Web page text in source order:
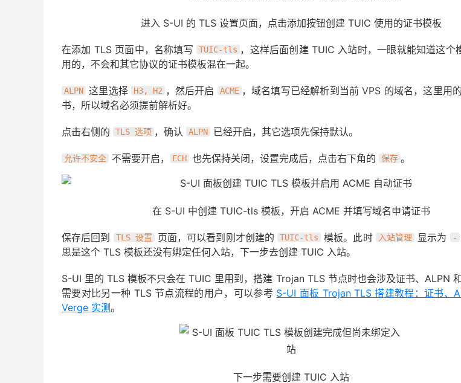
进入 S-UI 的 TLS 设置页面，点击添加按钮创建 TUIC 使用的证书模板
在添加 TLS 页面中，名称填写 TUIC-tls ，这样后面创建 TUIC 入站时，一眼就能知道这个
用的，不会和其它协议的证书模板混在一起。
ALPN 这里选择 H3, H2 ，然后开启 ACME ，域名填写已经解析到当前 VPS 的域名，这里用
书，所以域名必须提前解析好。
点击右侧的 TLS 选项 ，确认 ALPN 已经开启，其它选项先保持默认。
允许不安全 不需要开启， ECH 也先保持关闭，设置完成后，点击右下角的 保存 。
在 S-UI 中创建 TUIC-tls 模板，开启 ACME 并填写域名申请证书
保存后回到 TLS 设置 页面，可以看到刚才创建的 TUIC-tls 模板。此时 入站管理 显示为 -
思是这个 TLS 模板还没有绑定任何入站，下一步去创建 TUIC 入站。
S-UI 里的 TLS 模板不只会在 TUIC 里用到，搭建 Trojan TLS 节点时也会涉及证书、ALPN 和
需要对比另一种 TLS 节点流程的用户，可以参考 S-UI 面板 Trojan TLS 搭建教程：证书、
Verge 实测。
下一步需要创建 TUIC 入站